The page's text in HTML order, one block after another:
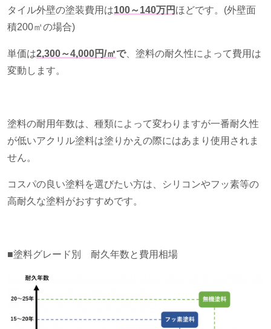
タイル外壁の塗装費用は100～140万円 ほどです。 (外壁面
積200㎡の場合)
単価は2,300～4,000円/㎡で、塗料の耐久性によって費用は
変動します。
塗料の耐用年数は、種類によって変わりますが一番耐久性
が低いアクリル塗料は塗りかえの際にはあまり使用されま
せん。
コスパの良い塗料を選びたい方は、シリコンやフッ素等の
高耐久な塗料がおすすめです。
■塗料グレード別 耐久年数と費用相場